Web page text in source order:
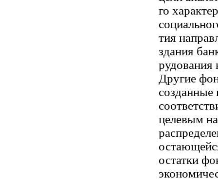
го
тия
здания
рудования
Другие
созданные
целевым
остатки